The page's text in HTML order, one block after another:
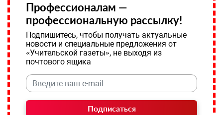
Профессионалам —
профессиональную рассылку!
Подпишитесь, чтобы получать актуальные
новости и специальные предложения от
«Учительской газеты», не выходя из
почтового ящика
Подписаться